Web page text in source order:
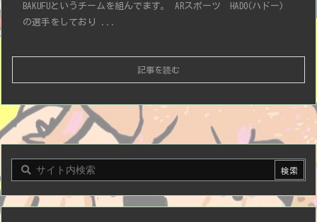
BAKUFUというチームを組んでます。 ARスポーツ HADO(ハドー)
の選手をしており ...
記事を読む